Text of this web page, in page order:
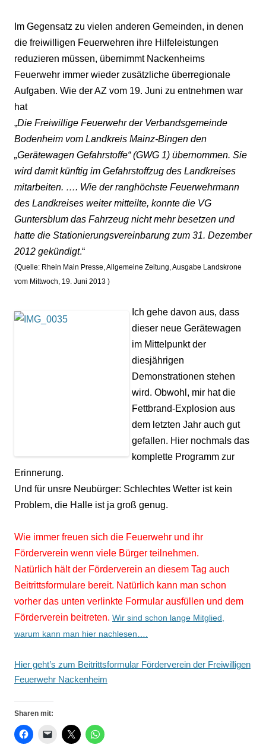
Im Gegensatz zu vielen anderen Gemeinden, in denen
die freiwilligen Feuerwehren ihre Hilfeleistungen
reduzieren müssen, übernimmt Nackenheims
Feuerwehr immer wieder zusätzliche überregionale
Aufgaben. Wie der AZ vom 19. Juni zu entnehmen war
hat
„Die Freiwillige Feuerwehr der Verbandsgemeinde
Bodenheim vom Landkreis Mainz-Bingen den
„Gerätewagen Gefahrstoffe“ (GWG 1) übernommen. Sie
wird damit künftig im Gefahrstoffzug des Landkreises
mitarbeiten. …. Wie der ranghöchste Feuerwehrmann
des Landkreises weiter mitteilte, konnte die VG
Guntersblum das Fahrzeug nicht mehr besetzen und
hatte die Stationierungsvereinbarung zum 31. Dezember
2012 gekündigt.“
(Quelle: Rhein Main Presse, Allgemeine Zeitung, Ausgabe Landskrone
vom Mittwoch, 19. Juni 2013 )
Ich gehe davon aus, dass
dieser neue Gerätewagen
im Mittelpunkt der
diesjährigen
Demonstrationen stehen
wird. Obwohl, mir hat die
Fettbrand-Explosion aus
dem letzten Jahr auch gut
gefallen. Hier nochmals das
komplette Programm zur
Erinnerung.
Und für unsre Neubürger: Schlechtes Wetter ist kein
Problem, die Halle ist ja groß genug.
Wie immer freuen sich die Feuerwehr und ihr
Förderverein wenn viele Bürger teilnehmen.
Natürlich hält der Förderverein an diesem Tag auch
Beitrittsformulare bereit. Natürlich kann man schon
vorher das unten verlinkte Formular ausfüllen und dem
Förderverein beitreten. Wir sind schon lange Mitglied,
warum kann man hier nachlesen….
Hier geht’s zum Beitrittsformular Förderverein der Freiwilligen
Feuerwehr Nackenheim
Sharen mit: